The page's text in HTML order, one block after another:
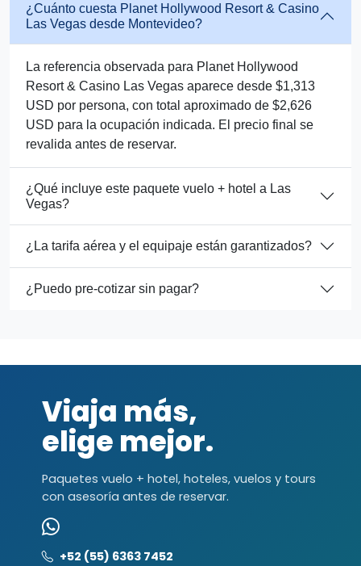
¿Cuánto cuesta Planet Hollywood Resort & Casino
Las Vegas desde Montevideo?
La referencia observada para Planet Hollywood
Resort & Casino Las Vegas aparece desde $1,313
USD por persona, con total aproximado de $2,626
USD para la ocupación indicada. El precio final se
revalida antes de reservar.
¿Qué incluye este paquete vuelo + hotel a Las
Vegas?
¿La tarifa aérea y el equipaje están garantizados?
¿Puedo pre-cotizar sin pagar?
Viaja más,
elige mejor.
Paquetes vuelo + hotel, hoteles, vuelos y tours
con asesoría antes de reservar.
+52 (55) 6363 7452